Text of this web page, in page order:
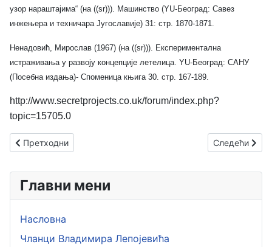
узор нараштајима“ (на ((sr))). Машинство (YU-Београд: Савез
инжењера и техничара Југославије) 31: стр. 1870-1871.
Ненадовић, Мирослав (1967) (на ((sr))). Експериментална
истраживања у развоју концепције летелица. YU-Београд: САНУ
(Посебна издања)- Споменица књига 30. стр. 167-189.
http://www.secretprojects.co.uk/forum/index.php?
topic=15705.0
Претходни чланак: Рогожарски ПВТ
Претходни Следећи
Следећи
Главни мени
Насловна
Чланци Владимира Лепојевића